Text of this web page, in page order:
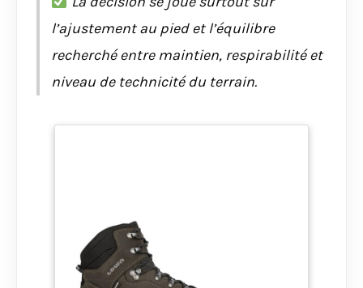
l’ajustement au pied et l’équilibre
recherché entre maintien, respirabilité et
niveau de technicité du terrain.